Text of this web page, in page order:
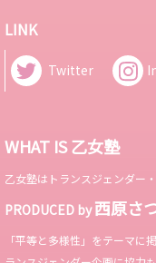
LINK
Twitter
WHAT IS 乙女塾
乙女塾はトランスジェンダー
PRODUCED by西原さ
「平等と多様性」をテーマ